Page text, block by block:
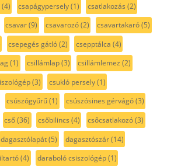
(4) csapágypersely(1) csatlakozás (2)
csavar(9) csavarozó(2) csavartakaró(5)
csepegés gátló(2) csepptálca (4)
(1) csillámlap(3) csillámlemez (2)
(3) csukló persely(1)
csúszógyűrű(1) csúszósines gérvágó(3)
cső(36) csőbilincs (4) csőcsatlakozó(3)
dagasztólapát(5) dagasztószár(14)
(4) daraboló csiszológép(1)